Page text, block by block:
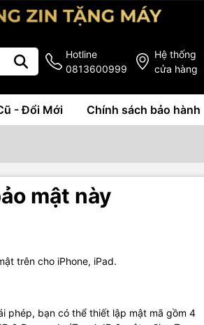
Hotline
0813600999
Hệ thống
cửa hàng
- Đổi Mới Chính sách bảo hành
mật này
trên cho iPhone, iPad.
phép, bạn có thể thiết lập mật mã gồm 4